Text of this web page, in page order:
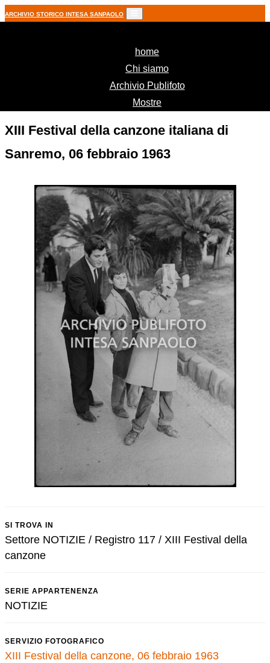
ARCHIVIO STORICO INTESA SANPAOLO
home(current)
Chi siamo
Archivio Publifoto
Mostre
XIII Festival della canzone italiana di
Sanremo, 06 febbraio 1963
SI TROVA IN
Settore NOTIZIE / Registro 117 / XIII Festival della
canzone
SERIE APPARTENENZA
NOTIZIE
SERVIZIO FOTOGRAFICO
XIII Festival della canzone, 06 febbraio 1963